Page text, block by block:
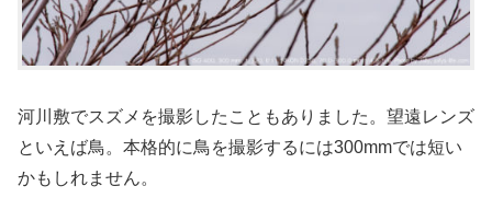
河川敷でスズメを撮影したこともありました。望遠レンズ
といえば鳥。本格的に鳥を撮影するには300mmでは短い
かもしれません。